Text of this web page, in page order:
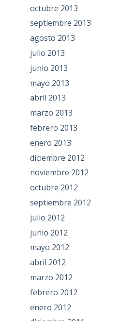
octubre 2013
septiembre 2013
agosto 2013
julio 2013
junio 2013
mayo 2013
abril 2013
marzo 2013
febrero 2013
enero 2013
diciembre 2012
noviembre 2012
octubre 2012
septiembre 2012
julio 2012
junio 2012
mayo 2012
abril 2012
marzo 2012
febrero 2012
enero 2012